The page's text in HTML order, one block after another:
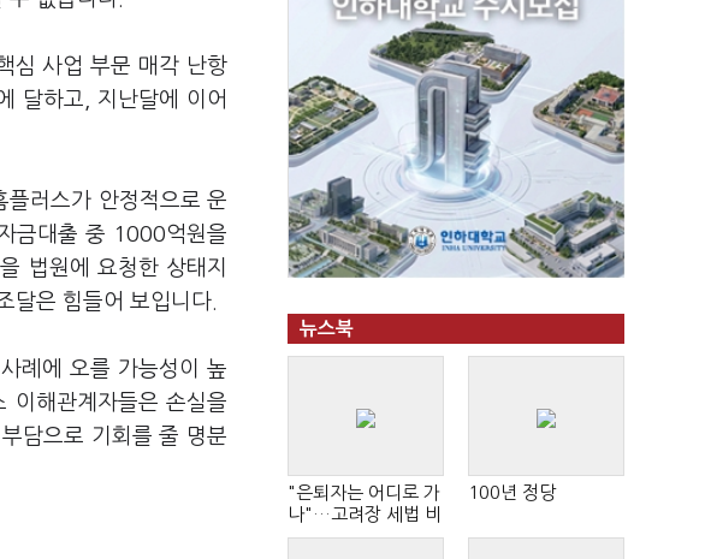
심 사업 부문 매각 난항
달하고, 지난달에 이어
러스가 안정적으로 운
금대출 중 1000억원을
법원에 요청한 상태지
달은 힘들어 보입니다.
례에 오를 가능성이 높
이해관계자들은 손실을
담으로 기회를 줄 명분
뉴스북
"은퇴자는 어디로 가
나"…고려장 세법 비
판 확산
100년 정당